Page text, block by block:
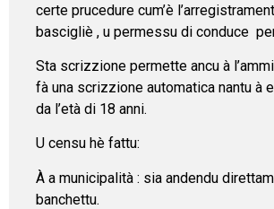
certe prucedure cum’è
bascigliè , u permessu di conduce
Sta scrizzione permette ancu à
fà una scrizzione automatica nantu à
da l’età di 18 anni.
U censu hè fattu:
À a municipalità : sia andendu
banchettu.